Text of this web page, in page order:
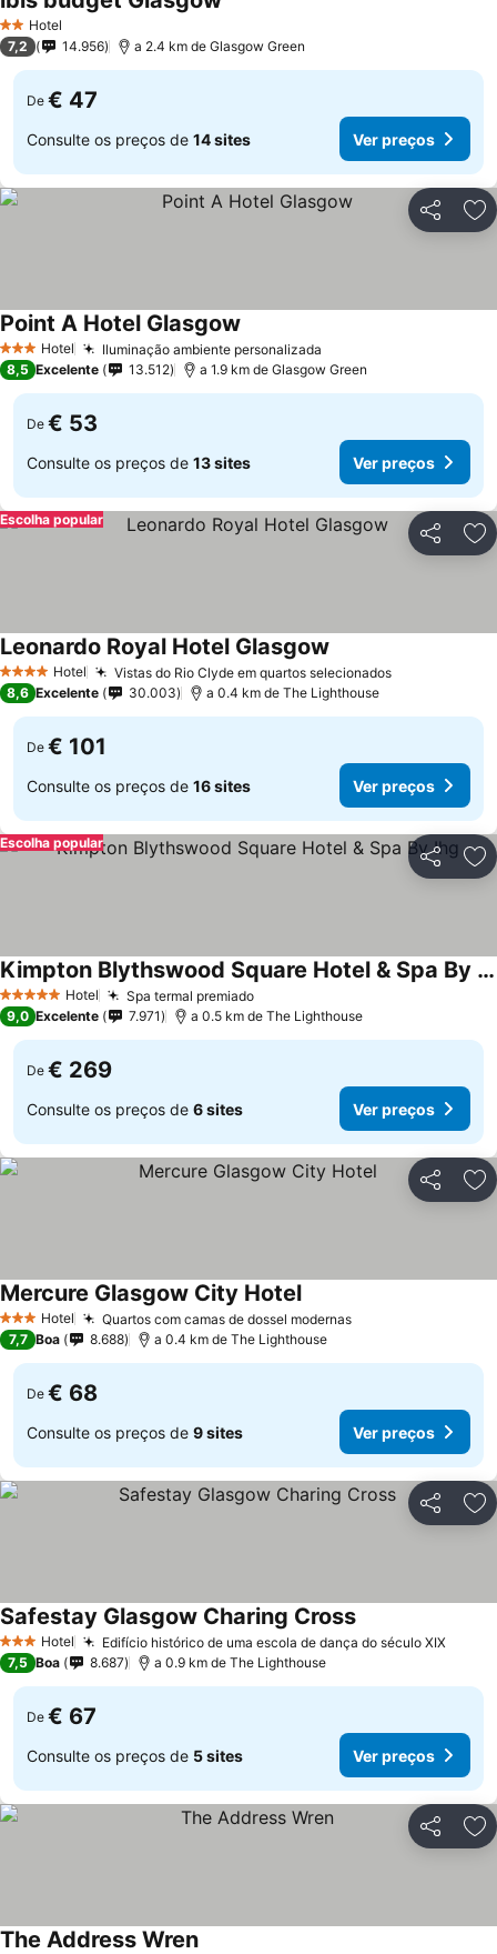
2 Estrelas
Hotel
7,2 14.956 a 2.4 km de Glasgow Green
De € 47
Consulte os preços de 14 sites Ver preços
Partilhar
3 EstrelasHotel Iluminação ambiente personalizada
Point A Hotel Glasgow
8,5 Excelente 13.512 a 1.9 km de Glasgow Green
De € 53
Consulte os preços de 13 sites Ver preços
Partilhar
Escolha popular
4 EstrelasHotel Vistas do Rio Clyde em quartos selecionados
Leonardo Royal Hotel Glasgow
8,6 Excelente 30.003 a 0.4 km de The Lighthouse
De € 101
Consulte os preços de 16 sites Ver preços
Partilhar
Escolha popular
5 Estrelas Hotel Spa termal premiado
Kimpton Blythswood Square Hotel & Spa By Ihg
9,0 Excelente 7.971 a 0.5 km de The Lighthouse
De € 269
Consulte os preços de 6 sites Ver preços
Partilhar
3 EstrelasHotel Quartos com camas de dossel modernas
Mercure Glasgow City Hotel
7,7 Boa 8.688 a 0.4 km de The Lighthouse
De € 68
Consulte os preços de 9 sites Ver preços
Partilhar
3 EstrelasHotel Edifício histórico de uma escola de dança do século XIX
Safestay Glasgow Charing Cross
7,5 Boa 8.687 a 0.9 km de The Lighthouse
De € 67
Consulte os preços de 5 sites Ver preços
Partilhar
The Address Wren